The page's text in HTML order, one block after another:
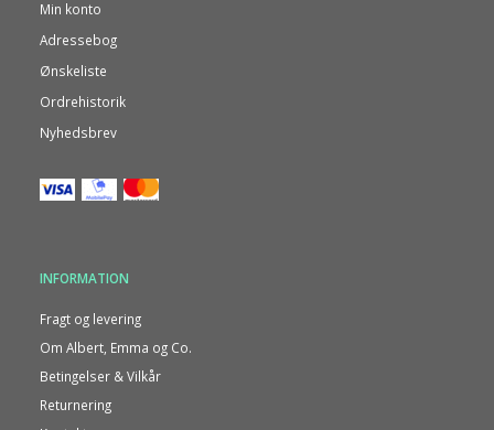
Min konto
Adressebog
Ønskeliste
Ordrehistorik
Nyhedsbrev
INFORMATION
Fragt og levering
Om Albert, Emma og Co.
Betingelser & Vilkår
Returnering